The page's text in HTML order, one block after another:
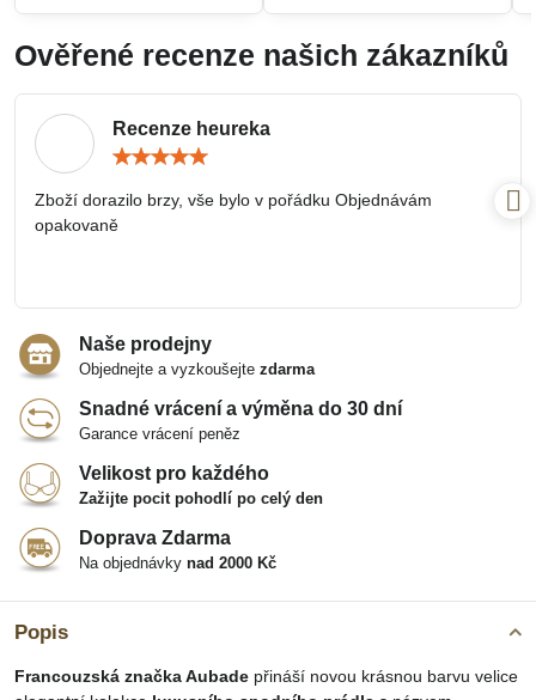
Popis
Francouzská značka Aubade přináší novou krásnou barvu velice
Ověřené recenze našich zákazníků
Recenze heureka
5
Zboží dorazilo brzy, vše bylo v pořádku Objednávám
opakovaně
Naše prodejny
Objednejte a vyzkoušejte zdarma
Snadné vrácení a výměna do 30 dní
Garance vrácení peněz
Velikost pro každého
Zažijte pocit pohodlí po celý den
Doprava Zdarma
Na objednávky nad 2000 Kč